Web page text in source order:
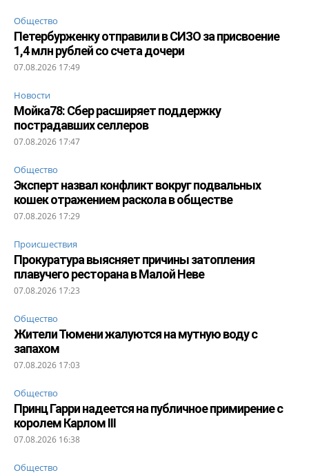
Общество
Петербурженку отправили в СИЗО за присвоение
1,4 млн рублей со счета дочери
07.08.2026 17:49
Новости
Мойка78: Сбер расширяет поддержку
пострадавших селлеров
07.08.2026 17:47
Общество
Эксперт назвал конфликт вокруг подвальных
кошек отражением раскола в обществе
07.08.2026 17:29
Происшествия
Прокуратура выясняет причины затопления
плавучего ресторана в Малой Неве
07.08.2026 17:23
Общество
Жители Тюмени жалуются на мутную воду с
запахом
07.08.2026 17:03
Общество
Принц Гарри надеется на публичное примирение с
королем Карлом III
07.08.2026 16:38
Общество